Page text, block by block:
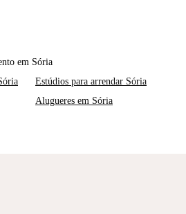
em Sória
Estúdios para arrendar Sória
Alugueres em Sória